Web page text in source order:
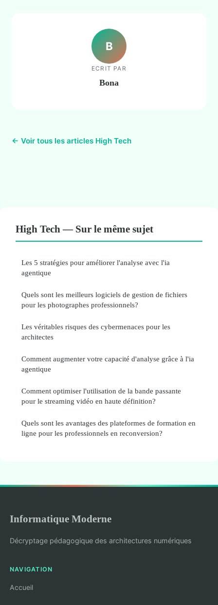
B
ECRIT PAR
Bona
← Voir tous les articles High Tech
High Tech — Sur le même sujet
Les 5 stratégies pour améliorer l'analyse avec l'ia
agentique
Quels sont les meilleurs logiciels de gestion de fichiers
pour les photographes professionnels?
Les véritables risques des cybermenaces pour les
architectes
Comment augmenter votre capacité d'analyse grâce à l'ia
agentique
Comment optimiser l'utilisation de la bande passante
pour le streaming vidéo en haute définition?
Quels sont les avantages des plateformes de formation en
ligne pour les professionnels en reconversion?
Informatique Moderne
Décryptage pédagogique des architectures numériques
NAVIGATION
Accueil